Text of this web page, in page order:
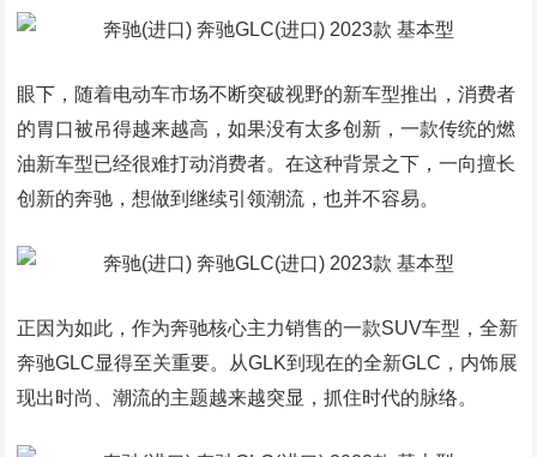
眼下，随着电动车市场不断突破视野的新车型推出，消费者
的胃口被吊得越来越高，如果没有太多创新，一款传统的燃
油新车型已经很难打动消费者。在这种背景之下，一向擅长
创新的奔驰，想做到继续引领潮流，也并不容易。
正因为如此，作为奔驰核心主力销售的一款SUV车型，全新
奔驰GLC显得至关重要。从GLK到现在的全新GLC，内饰展
现出时尚、潮流的主题越来越突显，抓住时代的脉络。